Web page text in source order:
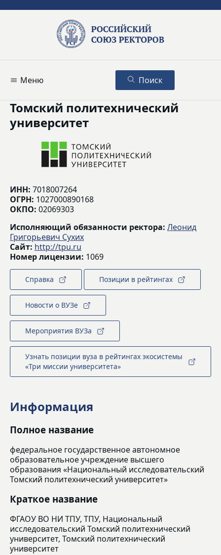
Меню Поиск
Томский политехнический
университет
ИНН: 7018007264
ОГРН: 1027000890168
ОКПО: 02069303
Исполняющий обязанности ректора: Леонид
Григорьевич Сухих
Сайт: http://tpu.ru
Номер лицензии: 1069
Справка Позиции в рейтингах
Новости о ВУЗе
Мероприятия ВУЗа
Узнать позиции вуза в рейтингах экосистемы
«Три миссии университета»
Информация
Полное название
федеральное государственное автономное
образовательное учреждение высшего
образования «Национальный исследовательский
Томский политехнический университет»
Краткое название
ФГАОУ ВО НИ ТПУ, ТПУ, Национальный
исследовательский Томский политехнический
университет, Томский политехнический
университет